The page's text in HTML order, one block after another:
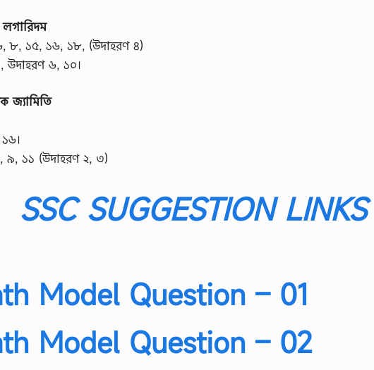
৮, ১৫, ১৬, ১৮, (উদাহরণ ৪)
৬, ১০।
জ্যামিতি
৯, ১১ (উদাহরণ ২, ৩)
SSC SUGGESTION LINKS
Model Question – 01
Model Question – 02